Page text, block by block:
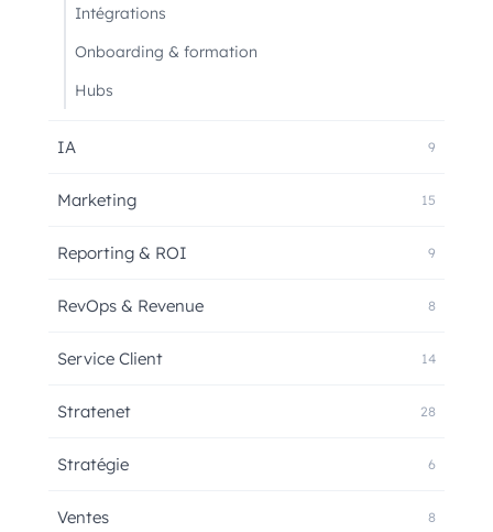
Intégrations
Onboarding & formation
Hubs
IA 9
Marketing 15
Reporting & ROI 9
RevOps & Revenue 8
Service Client 14
Stratenet 28
Stratégie 6
Ventes 8